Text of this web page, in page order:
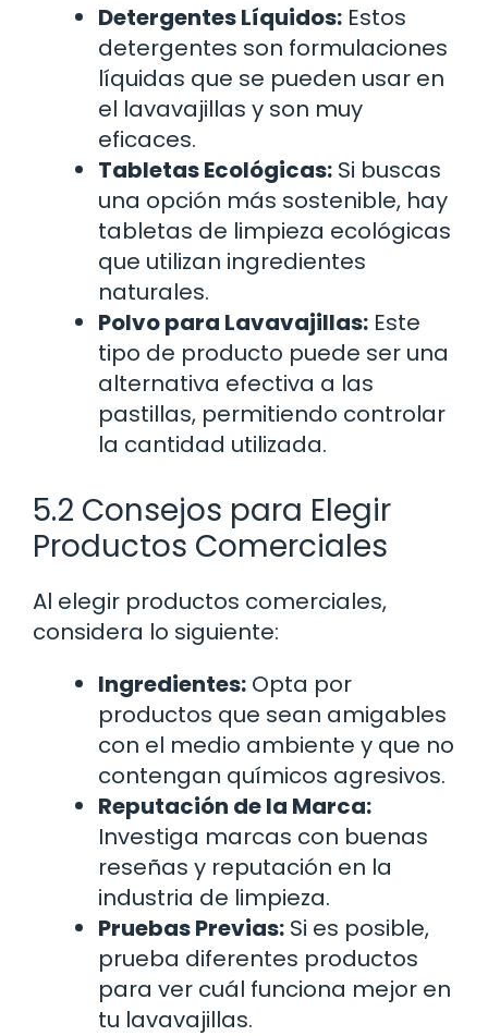
Detergentes Líquidos: Estos
detergentes son formulaciones
líquidas que se pueden usar en
el lavavajillas y son muy
eficaces.
Tabletas Ecológicas: Si buscas
una opción más sostenible, hay
tabletas de limpieza ecológicas
que utilizan ingredientes
naturales.
Polvo para Lavavajillas: Este
tipo de producto puede ser una
alternativa efectiva a las
pastillas, permitiendo controlar
la cantidad utilizada.
5.2 Consejos para Elegir
Productos Comerciales
Al elegir productos comerciales,
considera lo siguiente:
Ingredientes: Opta por
productos que sean amigables
con el medio ambiente y que no
contengan químicos agresivos.
Reputación de la Marca:
Investiga marcas con buenas
reseñas y reputación en la
industria de limpieza.
Pruebas Previas: Si es posible,
prueba diferentes productos
para ver cuál funciona mejor en
tu lavavajillas.